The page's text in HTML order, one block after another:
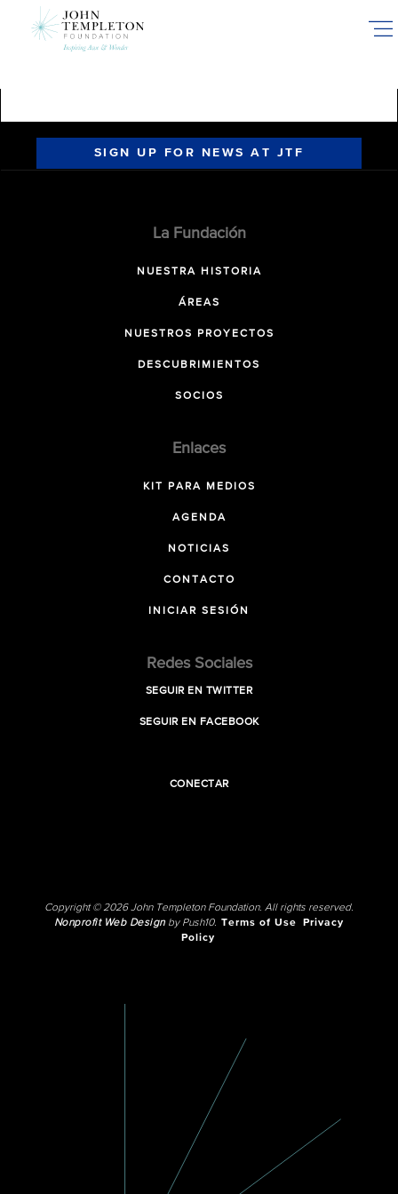
SIGN UP FOR NEWS AT JTF
La Fundación
NUESTRA HISTORIA
ÁREAS
NUESTROS PROYECTOS
DESCUBRIMIENTOS
SOCIOS
Enlaces
KIT PARA MEDIOS
AGENDA
NOTICIAS
CONTACTO
INICIAR SESIÓN
Redes Sociales
SEGUIR EN TWITTER
SEGUIR EN FACEBOOK
CONECTAR
Copyright © 2026 John Templeton Foundation. All rights reserved.
Nonprofit Web Designby Push10. Terms of Use
Privacy
Policy